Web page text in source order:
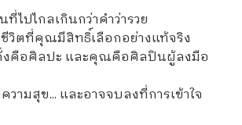
ไปไกลเกินกว่าคำว่ารวย
วิตที่คุณมีสิทธิ์เลือกอย่างแท้จริง
งคือศิลปะ และคุณคือศิลปินผู้ลงมือ
ามสุข... และอาจจบลงที่การเข้าใจ